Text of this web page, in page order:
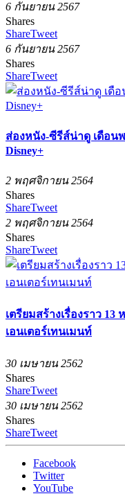
6 กันยายน 2567
Shares
ShareTweet
6 กันยายน 2567
Shares
ShareTweet
ส่องหนัง-ซีรีส์น่าดู เดือน
Disney+
2 พฤศจิกายน 2564
Shares
ShareTweet
2 พฤศจิกายน 2564
Shares
ShareTweet
เตรียมสร้างเรื่องราว
เอนเตอร์เทนเมนท์
30 เมษายน 2562
Shares
ShareTweet
30 เมษายน 2562
Shares
ShareTweet
Facebook
Twitter
YouTube